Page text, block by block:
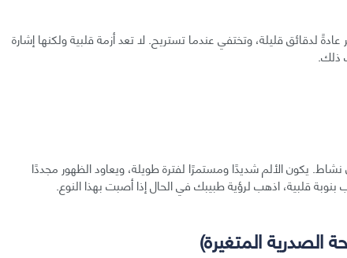
عادةً لدقائق قليلة، وتختفي عندما تستريح. لا تعد أزمة قلبية ولكنها إشارة
ذلك.
يكون الألم شديدًا ومستمرًا لفترة طويلة، ويعاود الظهور مجددًا
قلبية، اذهب لرؤية طبيبك في الحال إذا أصبت بهذا النوع.
الصدرية المتغيرة)